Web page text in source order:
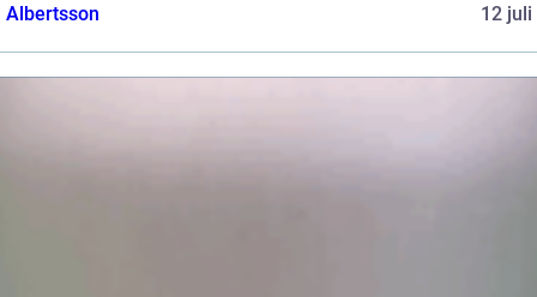
Albertsson
12 juli